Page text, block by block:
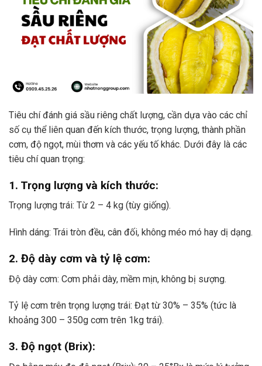
Tiêu chí đánh giá sầu riêng chất lượng, cần dựa vào các chỉ
số cụ thể liên quan đến kích thước, trọng lượng, thành phần
cơm, độ ngọt, mùi thơm và các yếu tố khác. Dưới đây là các
tiêu chí quan trọng:
1. Trọng lượng và kích thước:
Trọng lượng trái: Từ 2 – 4 kg (tùy giống).
Hình dáng: Trái tròn đều, cân đối, không méo mó hay dị dạng.
2. Độ dày cơm và tỷ lệ cơm:
Độ dày cơm: Cơm phải dày, mềm mịn, không bị sượng.
Tỷ lệ cơm trên trọng lượng trái: Đạt từ 30% – 35% (tức là
khoảng 300 – 350g cơm trên 1kg trái).
3. Độ ngọt (Brix):